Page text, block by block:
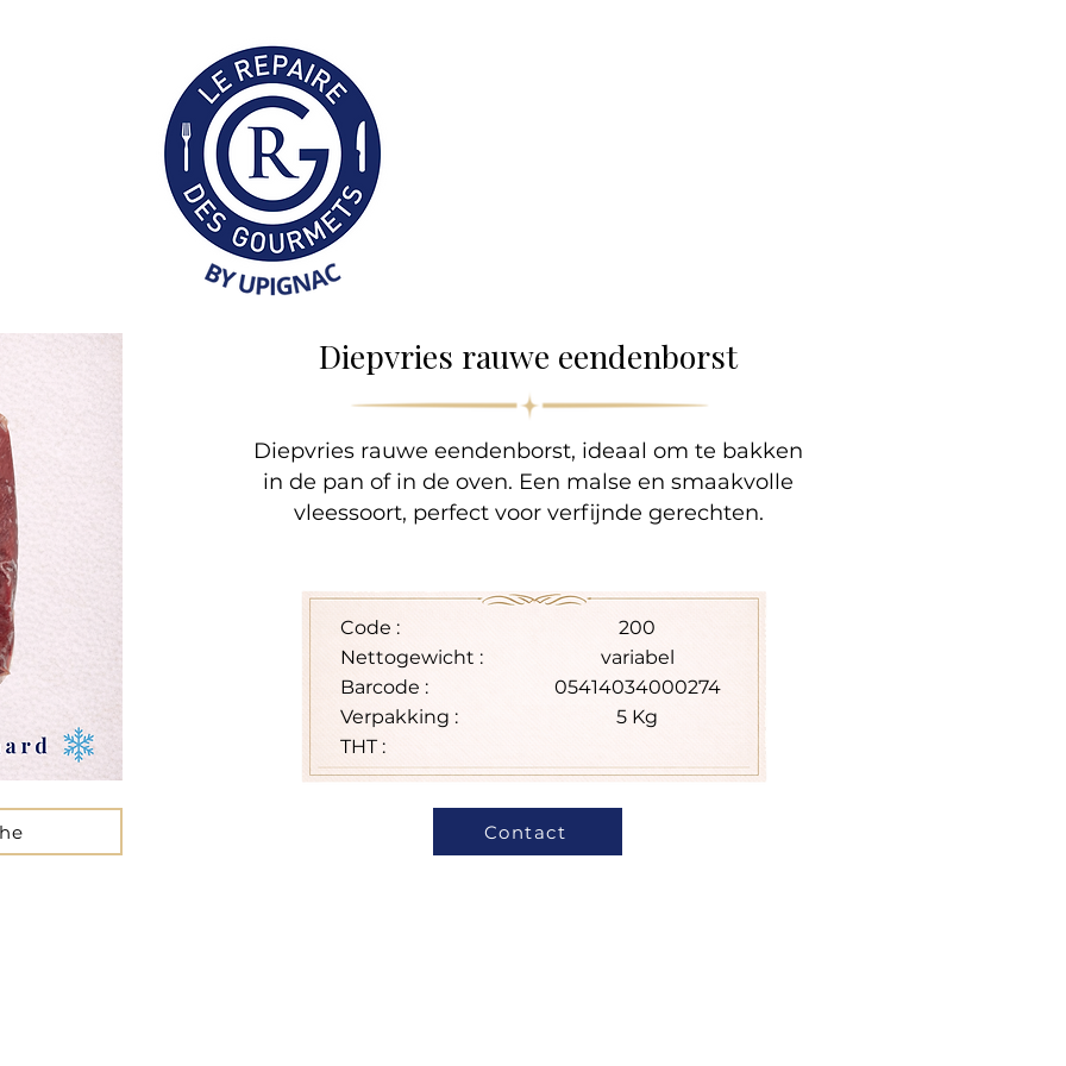
Professionnelle
Diepvries rauwe eendenborst
Diepvries rauwe eendenborst, ideaal om te bakken
in de pan of in de oven. Een malse en smaakvolle
vleessoort, perfect voor verfijnde gerechten.
Code :
Nettogewicht :
Barcode :
Verpakking :
THT :
200
variabel
05414034000274
5 Kg
Contact